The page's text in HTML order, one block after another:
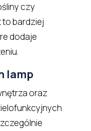
czy
to bardziej
dodaje
lamp
oraz